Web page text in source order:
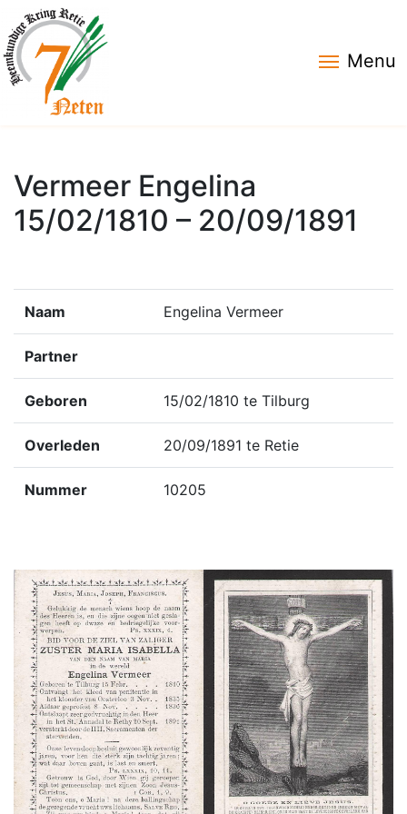
Menu
Vermeer Engelina
15/02/1810 – 20/09/1891
Naam Engelina Vermeer
Partner
Geboren 15/02/1810 te Tilburg
Overleden 20/09/1891 te Retie
Nummer 10205